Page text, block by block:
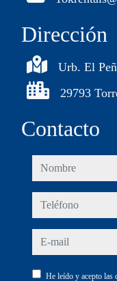
Dirección
Urb. El
29793
Contacto
nombre
teléfono
e-mail
He leído y acepto las